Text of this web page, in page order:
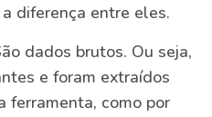
diferença entre eles.
dados brutos. Ou seja,
e foram extraídos
ferramenta, como por